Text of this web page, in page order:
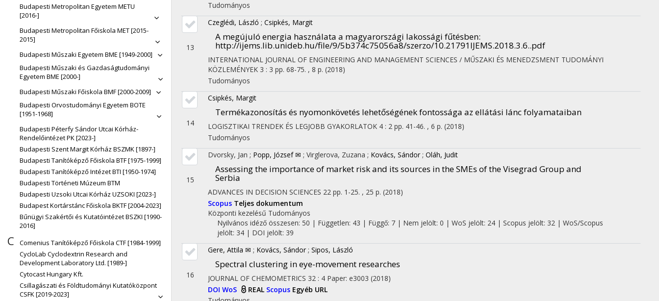
Budapesti Metropolitan Egyetem METU
[2016-]
Budapesti Metropolitan Főiskola MET [2015-
2015]
Budapesti Műszaki Egyetem BME [1949-2000]
Budapesti Műszaki és Gazdaságtudományi
Egyetem BME [2000-]
Budapesti Műszaki Főiskola BMF [2000-2009]
Budapesti Orvostudományi Egyetem BOTE
[1951-1968]
Budapesti Péterfy Sándor Utcai Kórház-
Rendelőintézet PK [2023-]
Budapesti Szent Margit Kórház BSZMK [1897-]
Budapesti Tanítóképző Főiskola BTF [1975-1999]
Budapesti Tanítóképző Intézet BTI [1950-1974]
Budapesti Történeti Múzeum BTM
Budapesti Uzsoki Utcai Kórház UZSOKI [2023-]
Budapest Kortárstánc Főiskola BKTF [2004-2023]
Bűnügyi Szakértői és Kutatóintézet BSZKI [1990-
2016]
C
Comenius Tanítóképző Főiskola CTF [1984-1999]
CycloLab Cyclodextrin Research and
Development Laboratory Ltd. [1989-]
Cytocast Hungary Kft.
Csillagászati és Földtudományi Kutatóközpont
CSFK [2019-2023]
Tudományos
13
Czeglédi, László ; Csipkés, Margit
A megújuló energia használata a magyarországi lakossági fűtésben:
http://ijems.lib.unideb.hu/file/9/5b374c75056a8/szerzo/10.21791IJEMS.2018.3.6..pdf
INTERNATIONAL JOURNAL OF ENGINEERING AND MANAGEMENT SCIENCES / MŰSZAKI ÉS MENEDZSMENT TUDOMÁNYI
KÖZLEMÉNYEK 3 : 3 pp. 68-75. , 8 p. (2018)
Tudományos
14
Csipkés, Margit
Termékazonosítás és nyomonkövetés lehetőségének fontossága az ellátási lánc folyamataiban
LOGISZTIKAI TRENDEK ÉS LEGJOBB GYAKORLATOK 4 : 2 pp. 41-46. , 6 p. (2018)
Tudományos
15
Dvorsky, Jan ; Popp, József ✉ ; Virglerova, Zuzana ; Kovács, Sándor ; Oláh, Judit
Assessing the importance of market risk and its sources in the SMEs of the Visegrad Group and
Serbia
ADVANCES IN DECISION SCIENCES 22 pp. 1-25. , 25 p. (2018)
Scopus Teljes dokumentum
Központi kezelésű Tudományos
Nyilvános idéző összesen: 50 | Független: 43 | Függő: 7 | Nem jelölt: 0 | WoS jelölt: 24 | Scopus jelölt: 32 | WoS/Scopus
jelölt: 34 | DOI jelölt: 39
16
Gere, Attila ✉ ; Kovács, Sándor ; Sipos, László
Spectral clustering in eye-movement researches
JOURNAL OF CHEMOMETRICS 32 : 4 Paper: e3003 (2018)
DOI WoS REAL Scopus Egyéb URL